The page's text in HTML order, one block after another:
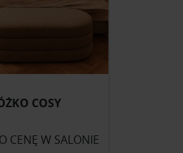
COSY
CENĘ W SALONIE